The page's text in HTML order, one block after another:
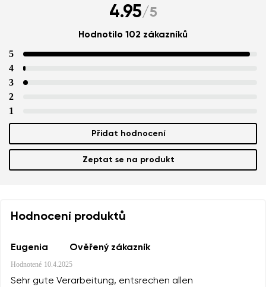
4.95/5
Hodnotilo 102 zákazníků
5
4
3
2
1
Přidat hodnocení
Zeptat se na produkt
Hodnocení produktů
Eugenia Ověřený zákazník
Hodnotené 10.4.2025
Sehr gute Verarbeitung, entsrechen allen